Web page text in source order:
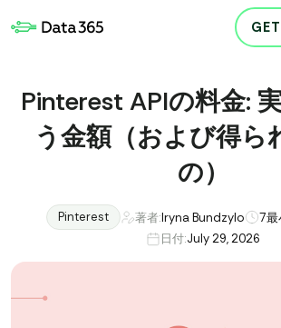
Pinterest APIの料金:
う金額（および得ら
の）
Pinterest 著者:Iryna Bundzylo 7最
日付:July 29, 2026